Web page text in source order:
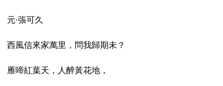
元·張可久
西風信來家萬里，問我歸期未？
雁啼紅葉天，人醉黃花地，